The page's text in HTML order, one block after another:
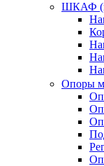
ШКАФ
Опоры